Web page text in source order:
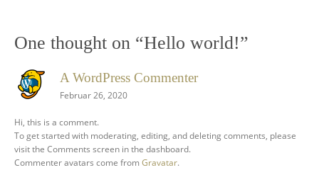
One thought on “Hello world!”
A WordPress Commenter
Februar 26, 2020
Hi, this is a comment.
To get started with moderating, editing, and deleting comments, please
visit the Comments screen in the dashboard.
Commenter avatars come fromGravatar.